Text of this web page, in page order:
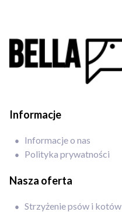
Informacje
Informacje o nas
Polityka prywatności
Nasza oferta
Strzyżenie psów i kotów